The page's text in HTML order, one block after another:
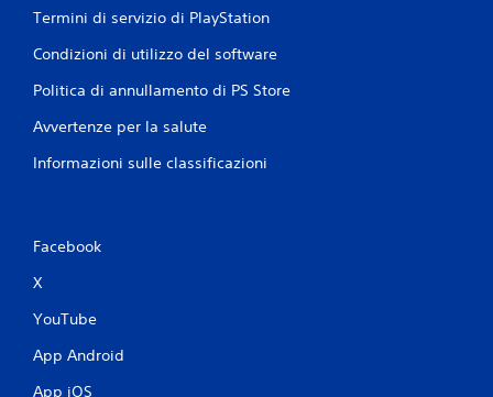
Termini di servizio di PlayStation
Condizioni di utilizzo del software
Politica di annullamento di PS Store
Avvertenze per la salute
Informazioni sulle classificazioni
Facebook
X
YouTube
App Android
App iOS